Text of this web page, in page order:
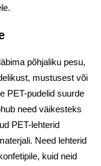
põhjaliku pesu,
mustusest või
PET-pudelid suurde
need väikesteks
PET-lehterid
Need lehterid
kuid neid